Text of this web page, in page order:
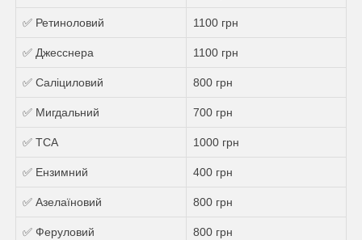
✅ Ретиноловий 1100 грн
✅ Джесснера 1100 грн
✅ Саліциловий 800 грн
✅ Мигдальний 700 грн
✅ ТСА 1000 грн
✅ Ензимний 400 грн
✅ Азелаїновий 800 грн
✅ Феруловий 800 грн